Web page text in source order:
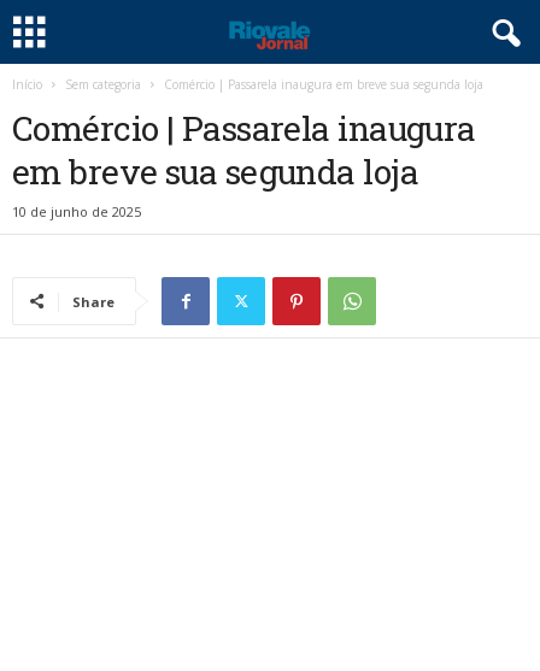
Início Sem categoria Comércio | Passarela inaugura em breve sua segunda loja
Comércio | Passarela inaugura
em breve sua segunda loja
10 de junho de 2025
Share